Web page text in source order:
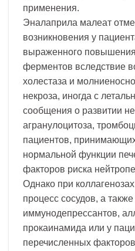
применения.
Эналаприла малеат
возникновения у
выраженного
ферментов вследствие
холестаза и
некроза, иногда с
сообщения о развитии
агранулоцитоза,
пациентов,
нормальной функции
факторов риска
Однако при
процесс сосудов, а
иммунодепрессантов,
прокаинамида или у
перечисленных